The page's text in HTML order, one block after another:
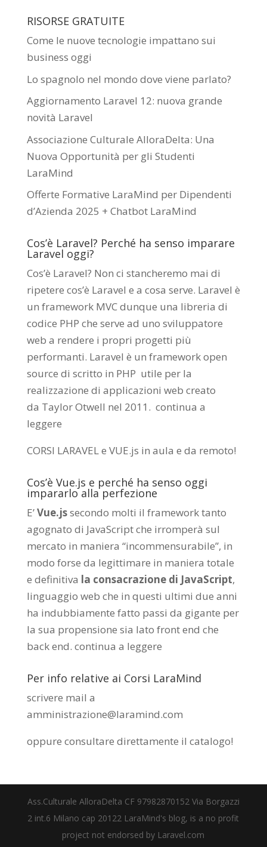
RISORSE GRATUITE
Come le nuove tecnologie impattano sui
business oggi
Lo spagnolo nel mondo dove viene parlato?
Aggiornamento Laravel 12: nuova grande
novità Laravel
Associazione Culturale AlloraDelta: Una
Nuova Opportunità per gli Studenti
LaraMind
Offerte Formative LaraMind per Dipendenti
d’Azienda 2025 + Chatbot LaraMind
Cos’è Laravel? Perché ha senso imparare
Laravel oggi?
Cos’è Laravel? Non ci stancheremo mai di
ripetere cos’è Laravel e a cosa serve. Laravel è
un framework MVC dunque una libreria di
codice PHP che serve ad uno sviluppatore
web a rendere i propri progetti più
performanti. Laravel è un framework open
source di scritto in PHP utile per la
realizzazione di applicazioni web creato
da Taylor Otwell nel 2011. continua a
leggere
CORSI LARAVEL e VUE.js in aula e da remoto!
Cos’è Vue.js e perché ha senso oggi
impararlo alla perfezione
E’Vue.jssecondo molti il framework tanto
agognato di JavaScript che irromperà sul
mercato in maniera “incommensurabile”, in
modo forse da legittimare in maniera totale
e definitiva la consacrazione di JavaScript,
linguaggio web che in questi ultimi due anni
ha indubbiamente fatto passi da gigante per
la sua propensione sia lato front end che
back end. continua a leggere
Per info relative ai Corsi LaraMind
scrivere mail a
amministrazione@laramind.com
oppure consultare direttamente il catalogo!
Ass.Culturale AlloraDelta CF 97982870152 Via Borgazzi
2 int.6 Milano cap 20122 LaraMind's blog, is a no profit
project not endorsed by Laravel.com